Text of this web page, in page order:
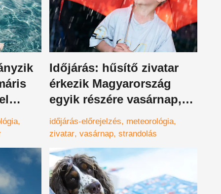
Időjárás: hűsítő zivatar
érkezik Magyarország
egyik részére vasárnap,
szerencsések az ott élők
időjárás-előrejelzés
meteorológia
zivatar vasárnap strandolás